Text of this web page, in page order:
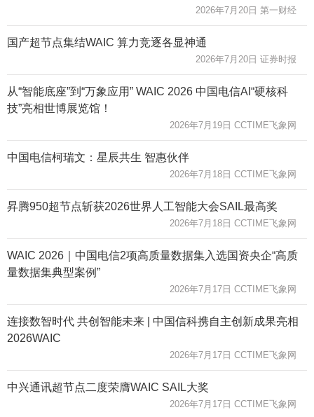
2026年7月20日 第一财经
国产超节点集结WAIC 算力竞逐各显神通
2026年7月20日 证券时报
从“智能底座”到“万象应用” WAIC 2026 中国电信AI“硬核科
技”亮相世博展览馆！
2026年7月19日 CCTIME飞象网
中国电信柯瑞文：星辰共生 智惠伙伴
2026年7月18日 CCTIME飞象网
昇腾950超节点斩获2026世界人工智能大会SAIL最高奖
2026年7月18日 CCTIME飞象网
WAIC 2026｜中国电信2项高质量数据集入选国资央企“高质
量数据集典型案例”
2026年7月17日 CCTIME飞象网
连接数智时代 共创智能未来 | 中国信科携自主创新成果亮相
2026WAIC
2026年7月17日 CCTIME飞象网
中兴通讯超节点二度荣膺WAIC SAIL大奖
2026年7月17日 CCTIME飞象网